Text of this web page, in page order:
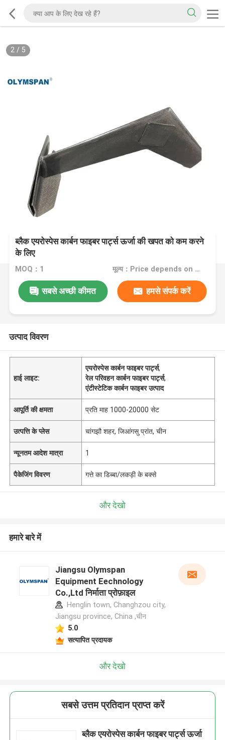
2/ 5
ब्लैक एयरोस्पेस कार्बन फाइबर पार्ट्स ऊर्जा की खपत को कम करने
के लिए
MOQ：1 मूल्य：Price depends on your customized accessories
सबसे अच्छी कीमत हमसे संपर्क करें
उत्पाद विवरण
हाई लाइट:
एयरोस्पेस कार्बन फाइबर पार्ट्स,
रेल परिवहन कार्बन फाइबर पार्ट्स,
एंटीस्टेटिक कार्बन फाइबर उत्पाद
आपूर्ति की क्षमता प्रति माह 1000-20000 सेट
उत्पत्ति के प्लेस चांगझौ शहर, जिआंगसु प्रांत, चीन
न्यूनतम आदेश मात्रा 1
पैकेजिंग विवरण गत्ते का डिब्बा/लकड़ी के बक्से
और देखो
हमारे बारे में
Jiangsu Olymspan
Equipment Eechnology
Co.,Ltd निर्माता प्रोफ़ाइल
Henglin town, Changhzou city,
Jiangsu province, China ,चीन
5.0
सत्यापित प्रदायक
और देखो
सबसे उत्तम प्रतिदान प्राप्त करें
ब्लैक एयरोस्पेस कार्बन फाइबर पार्ट्स ऊर्जा